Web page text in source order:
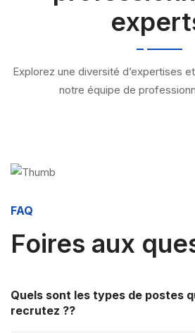
Explorez une diversité d’expertises
notre équipe de
FAQ
Foires aux
Quels sont les types de postes
recrutez ??